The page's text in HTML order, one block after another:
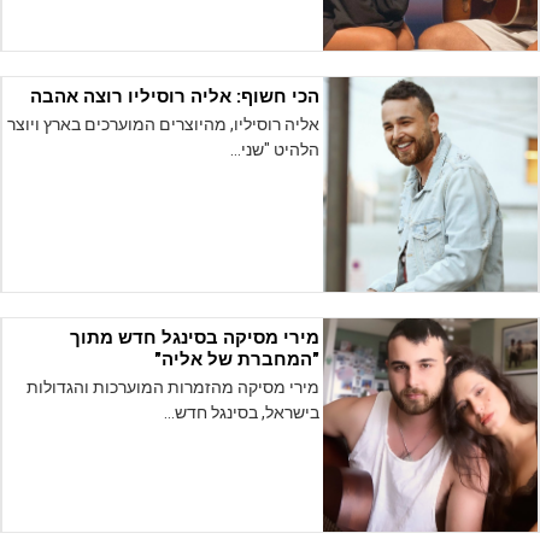
הכי חשוף: אליה רוסיליו רוצה אהבה
אליה רוסיליו, מהיוצרים המוערכים בארץ ויוצר
הלהיט "שני…
מירי מסיקה בסינגל חדש מתוך
"המחברת של אליה"
מירי מסיקה מהזמרות המוערכות והגדולות
בישראל, בסינגל חדש…